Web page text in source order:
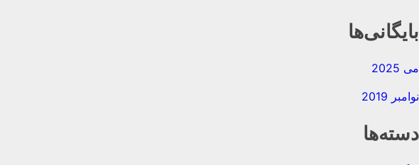
بایگانی‌ها
می 2025
نوامبر 2019
دسته‌ها